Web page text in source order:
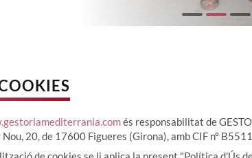
és responsabilitat de
20, de 17600 Figueres (Girona), amb CIF nº